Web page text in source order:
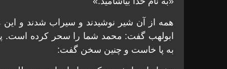
همه از آن شیر نوشیدند و سیراب شدند و این
ابولهب گفت: محمد شما را سحر کرده است.
به پا خاست و چنین سخن گفت: